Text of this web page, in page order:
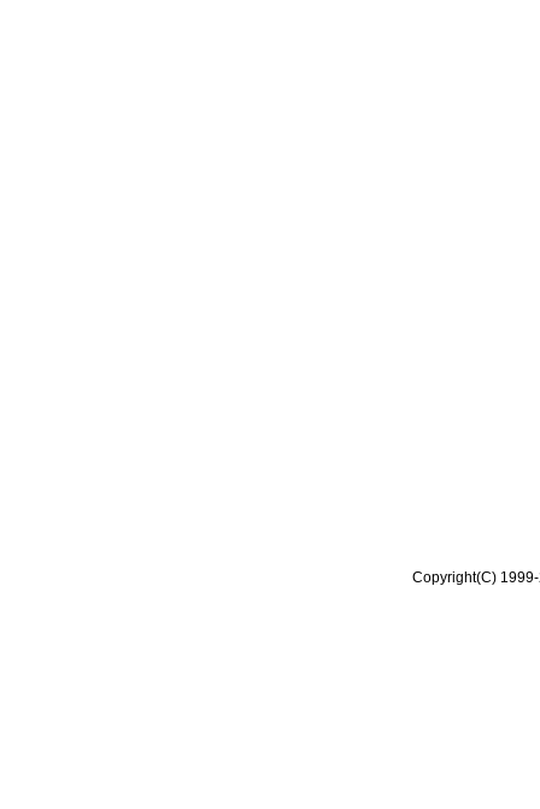
Copyright(C)